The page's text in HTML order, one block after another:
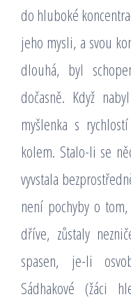
do hluboké
jeho mysli, a svou
dlouhá, byl
dočasně. Když
myšlenka s
kolem. Stalo-li se
vyvstala
není pochyby o
dříve, zůstaly
spasen, je-li
Sádhakové (žáci